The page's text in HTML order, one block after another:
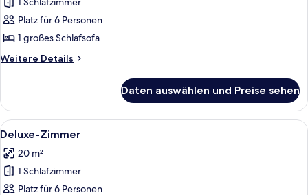
Familienzimmer
anzeigen
Platz für 6 Personen
1 großes Schlafsofa
Weitere Details
Weitere
Daten auswählen und Preise sehen
Alle
Fotos
für
Deluxe-
Zimmer
Ein Hotelzimmer mit zwei Betten,
4
Deluxe-Zimmer
20 m²
1 Schlafzimmer
Platz für 6 Personen